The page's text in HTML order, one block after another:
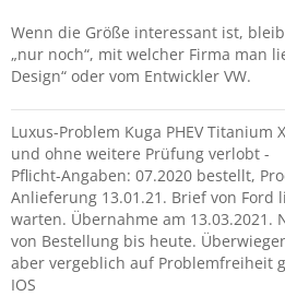
Wenn die Größe interessant ist,
„nur noch“, mit welcher Firma man
Design“ oder vom Entwickler VW.
Luxus-Problem Kuga PHEV Titanium
und ohne weitere Prüfung verlobt -
Pflicht-Angaben: 07.2020 bestellt,
Anlieferung 13.01.21. Brief von Ford
warten. Übernahme am 13.03.2021.
von Bestellung bis heute.
aber vergeblich auf Problemfreiheit
IOS